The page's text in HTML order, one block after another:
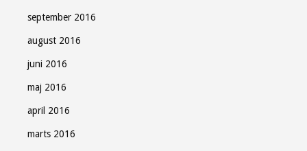
september 2016
august 2016
juni 2016
maj 2016
april 2016
marts 2016